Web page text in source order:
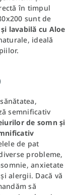
în timpul
sunt de
lavabilă cu Aloe
ideală
semnificativ
de somn și
de pat
probleme,
anxietate
alergii. Dacă vă
să